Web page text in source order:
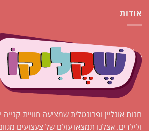
האפשרויות
בעמוד
המוצר
אודות
חנות אונליין ופרונטלית שמציעה חוויית קנייה
ולילדים. אצלנו תמצאו עולם של צעצועים